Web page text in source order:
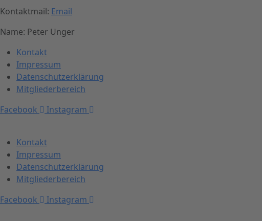
Kontaktmail: Email
Name: Peter Unger
Kontakt
Impressum
Datenschutzerklärung
Mitgliederbereich
Facebook
Instagram
Kontakt
Impressum
Datenschutzerklärung
Mitgliederbereich
Facebook
Instagram